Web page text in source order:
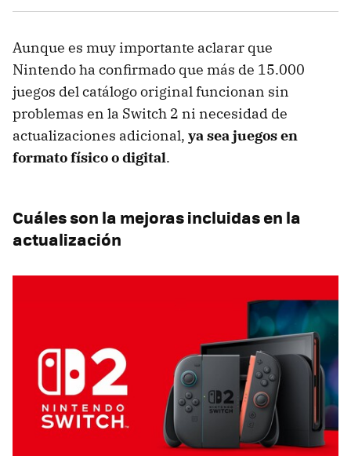
Aunque es muy importante aclarar que
Nintendo ha confirmado que más de 15.000
juegos del catálogo original funcionan sin
problemas en la Switch 2 ni necesidad de
actualizaciones adicional, ya sea juegos en
formato físico o digital.
Cuáles son la mejoras incluidas en la
actualización